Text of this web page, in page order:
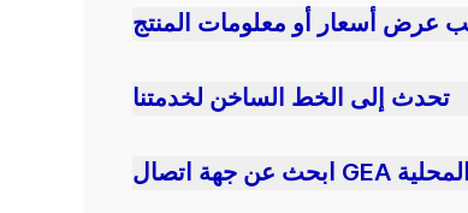
عرض أسعار أو معلومات المنتج
تحدث إلى الخط الساخن لخدمتنا
ابحث عن جهة اتصال GEA المحلية